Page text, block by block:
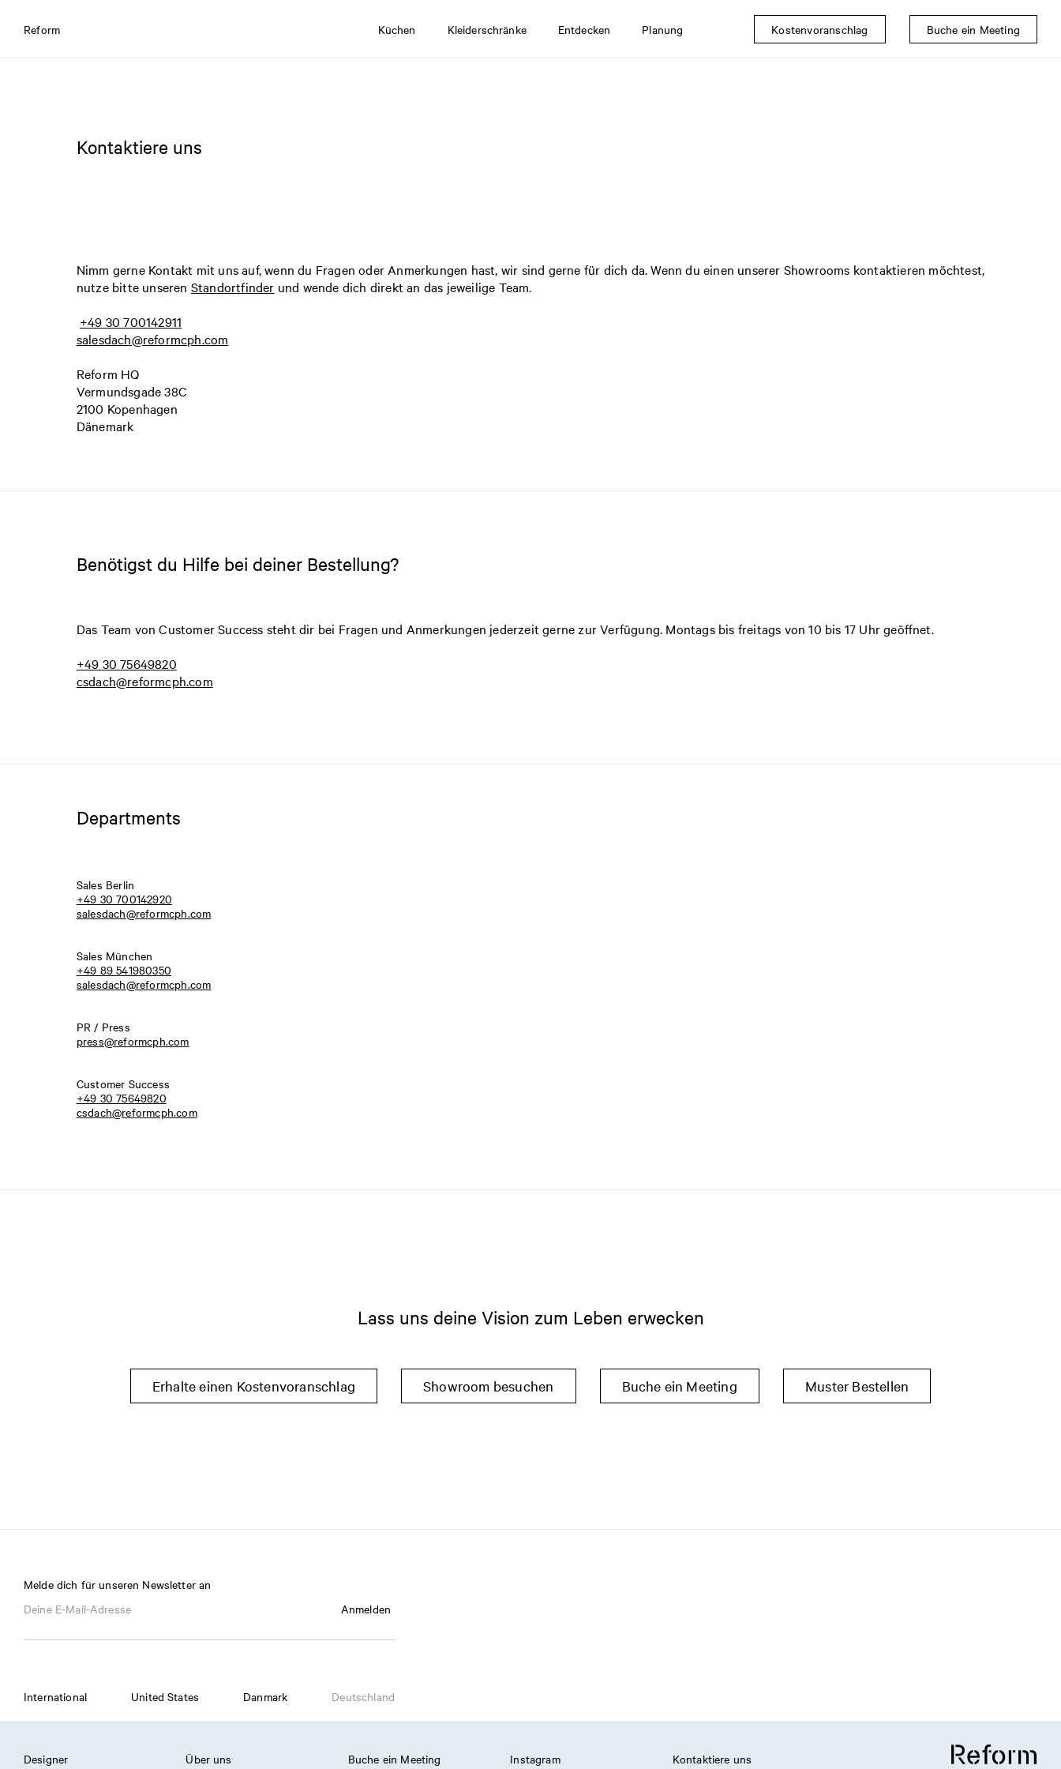
Reform Küchen Kleiderschränke Entdecken Planung Kostenvoranschlag Buche ein Meeting
Kontaktiere uns
Nimm gerne Kontakt mit uns auf, wenn du Fragen oder Anmerkungen hast, wir sind gerne für dich da. Wenn du einen unserer Showrooms kontaktieren möchtest,
nutze bitte unseren Standortfinder und wende dich direkt an das jeweilige Team.
+49 30 700142911
salesdach@reformcph.com
Reform HQ
Vermundsgade 38C
2100 Kopenhagen
Dänemark
Benötigst du Hilfe bei deiner Bestellung?
Das Team von Customer Success steht dir bei Fragen und Anmerkungen jederzeit gerne zur Verfügung. Montags bis freitags von 10 bis 17 Uhr geöffnet.
+49 30 75649820
csdach@reformcph.com
Departments
Sales Berlin
+49 30 700142920
salesdach@reformcph.com
Sales München
+49 89 541980350
salesdach@reformcph.com
PR / Press
press@reformcph.com
Customer Success
+49 30 75649820
csdach@reformcph.com
Lass uns deine Vision zum Leben erwecken
Erhalte einen Kostenvoranschlag Showroom besuchen Buche ein Meeting Muster Bestellen
Melde dich für unseren Newsletter an
Anmelden
International United States Danmark Deutschland
Designer Über uns Buche ein Meeting Instagram Kontaktiere uns